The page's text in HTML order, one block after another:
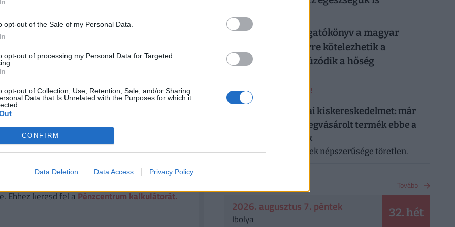
opt-out of the Sale of my Personal Data.
opt-out of processing my Personal Data for Targeted
opt-out of Collection, Use, Retention, Sale, and/or Sharing
Data that Is Unrelated with the Purposes for which it
CONFIRM
Data Deletion Data Access Privacy Policy
20-i hosszú hétvégén
vasárnap és, mint közölték, hétfőn is az
20-án, kedden az üzletek zárva
rendben várják a vásárlókat.
VAN OLCSÓ MEGOLDÁS!
30 000 000 forintot 20 éves futamidőre már
törlesztővel fel lehet venniaK&H Banknál.
sem:
Banknál 7,02%.
Érdemes még megnézni
kalkulációt végezni, saját preferenciáink
Ehhez keresd fel aPénzcentrum kalkulátorát.
2026. augusztus 6.
Készül a válságforgatókönyv a magyar
munkahelyeken: erre kötelezhetik a
dolgozókat, ha elhúzódik a hőség
ERRŐL NE MARADJ LE!
Letarolták az európai kiskereskedelmet: már
minden második megvásárolt termék ebbe a
kategóriába tartozik
A saját márkás termékek népszerűsége töretlen.
Tovább
2026. augusztus 7. péntek
Ibolya 32. hét